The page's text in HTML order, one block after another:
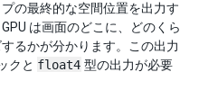
の最終的な空間位置を出力す
は画面のどこに、どのくら
るかが分かります。この出力
クと float4 型の出力が必要